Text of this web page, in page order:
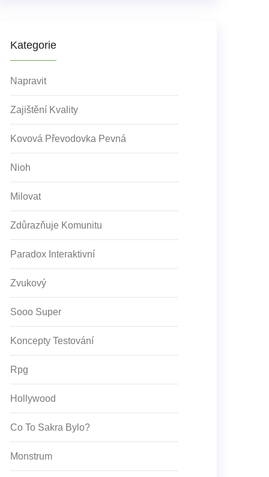
Kategorie
Napravit
Zajištění Kvality
Kovová Převodovka Pevná
Nioh
Milovat
Zdůrazňuje Komunitu
Paradox Interaktivní
Zvukový
Sooo Super
Koncepty Testování
Rpg
Hollywood
Co To Sakra Bylo?
Monstrum